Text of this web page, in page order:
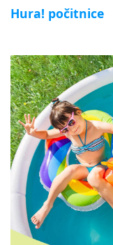
Hura! počitnice